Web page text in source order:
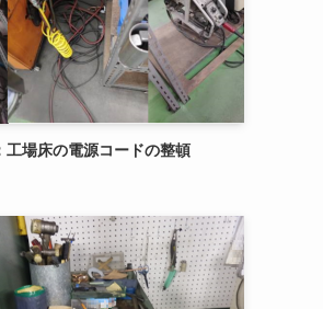
工場床の電源コードの整頓